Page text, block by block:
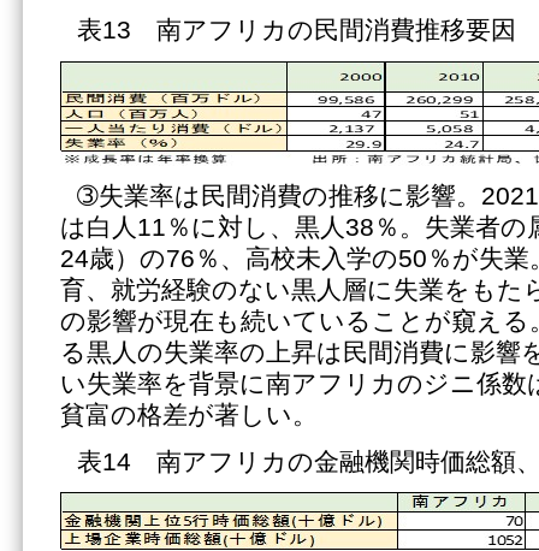
表13 南アフリカの民間消費推移要因
➂失業率は民間消費の推移に影響。
は白人11％に対し、黒人38％。失業者の
24歳）の76％、高校未入学の50％が失業
育、就労経験のない黒人層に失業をもた
の影響が現在も続いていることが窺える
る黒人の失業率の上昇は民間消費に影響
い失業率を背景に南アフリカのジニ係数
貧富の格差が著しい。
表14 南アフリカの金融機関時価総額